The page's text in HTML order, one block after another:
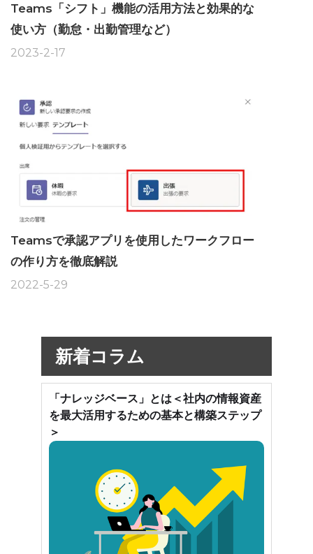
Teams「シフト」機能の活用方法と効果的な
使い方（勤怠・出勤管理など）
2023-2-17
Teamsで承認アプリを使用したワークフロー
の作り方を徹底解説
2022-5-29
新着コラム
「ナレッジベース」とは＜社内の情報資産
を最大活用するための基本と構築ステップ
＞